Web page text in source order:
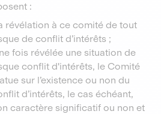
:
révélation à ce comité de tout
de conflit d’intérêts ;
fois révélée une situation de
conflit d'intérêts, le Comité
sur l’existence ou non du
d’intérêts, le cas échéant,
caractère significatif ou non et